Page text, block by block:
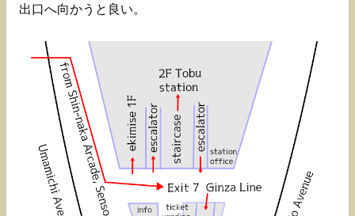
出口へ向かうと良い。